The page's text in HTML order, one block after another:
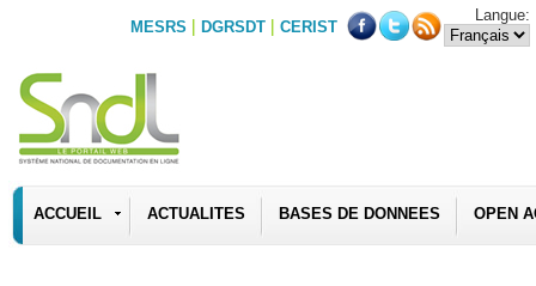
MESRS | DGRSDT | CERIST
Langue:
ACCUEIL ACTUALITES BASES DE DONNEES OPEN